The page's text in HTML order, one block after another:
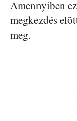
Amennyiben
megkezdés
meg.